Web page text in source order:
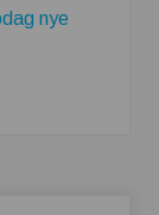
nye